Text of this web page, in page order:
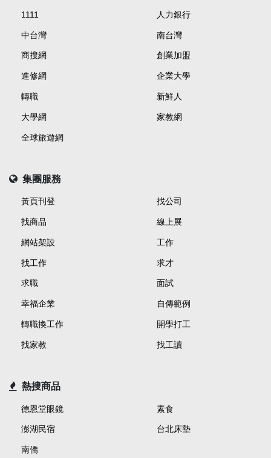
1111 人力銀行
中台灣 南台灣
商搜網 創業加盟
進修網 企業大學
轉職 新鮮人
大學網 家教網
全球旅遊網
集團服務
黃頁刊登 找公司
找商品 線上展
網站架設 工作
找工作 求才
求職 面試
幸福企業 自傳範例
轉職換工作 開學打工
找家教 找工讀
熱搜商品
德恩堂眼鏡 素食
澎湖民宿 台北床墊
南僑